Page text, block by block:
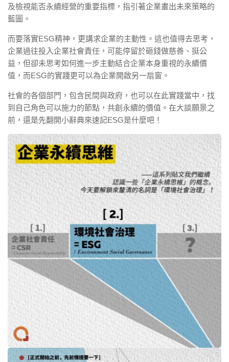
及檢視能否永續經營的重要指標，指引著企業畫出未來策略的
藍圖。
而要落實ESG精神，更講求企業的主動性。這也值得去思考，
企業過往投入企業社會責任，可能停留於砸錢做慈善、挺公
益，但卻未思考如何進一步主動結合企業本身重視的永續價
值，而ESG的實踐更可以為企業開啟另一扇窗。
社會的各個部門，包含民間與政府，也可以在此實踐當中，找
到自己角色可以施力的節點，共創永續的價值。在大談願景之
前，還是先翻開小辭典來速記ESG是什麼吧！